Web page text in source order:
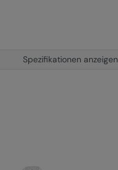
Spezifikationen anzeigen